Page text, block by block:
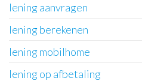
lening aanvragen
lening berekenen
lening mobilhome
lening op afbetaling